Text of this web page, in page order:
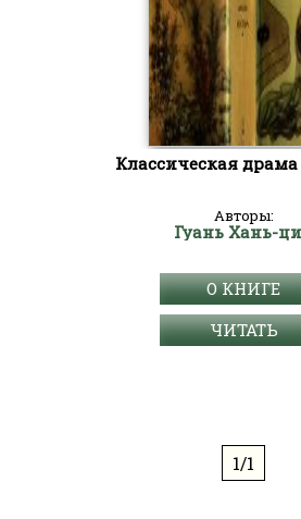
Классическая драма
Авторы:
Гуань Хань-
О КНИГЕ
ЧИТАТЬ
1/1